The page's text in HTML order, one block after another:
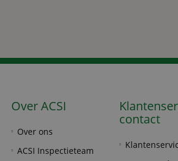
Over ACSI
Over ons
ACSI Inspectieteam
contact